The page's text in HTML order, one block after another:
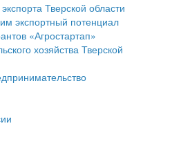
граждан
регламентов
субъектов малого и
субъектов малого и
Тверской области
экспортный потенциал
«Агростартап»
хозяйства Тверской